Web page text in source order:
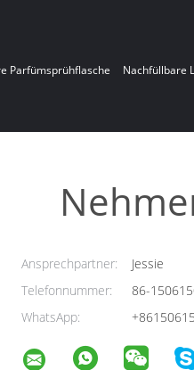
Parfümsprühflasche Nachfüllbare
Ansprechpartner:
Jessie
Telefonnummer:
86-
WhatsApp: